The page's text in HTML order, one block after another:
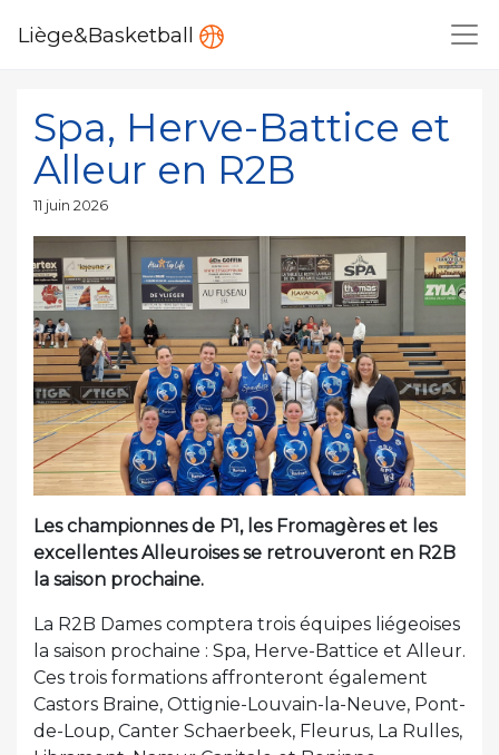
Liège&Basketball
Spa, Herve-Battice et
Alleur en R2B
Publié
11 juin 2026
Les championnes de P1, les Fromagères et les
excellentes Alleuroises se retrouveront en R2B
la saison prochaine.
La R2B Dames comptera trois équipes liégeoises
la saison prochaine : Spa, Herve-Battice et Alleur.
Ces trois formations affronteront également
Castors Braine, Ottignie-Louvain-la-Neuve, Pont-
de-Loup, Canter Schaerbeek, Fleurus, La Rulles,